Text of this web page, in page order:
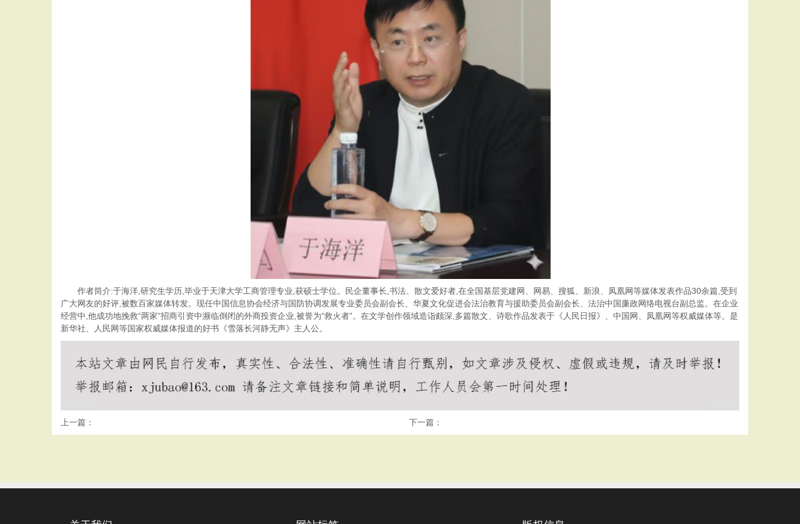
作者筒介:于海洋,研究生学历,毕业于天津大学工商管理专业,获硕士学位。民企董事长,书法、散文爱好者,在全国基层党建网、网易、搜狐、新浪、凤凰网等媒体发表作品30余篇,受到
广大网友的好评,被数百家媒体转发。现任中国信息协会经济与国防协调发展专业委员会副会长、华夏文化促进会法治教育与援助委员会副会长、法治中国廉政网络电视台副总监。在企业
经营中,他成功地挽救“两家”招商引资中濒临倒闭的外商投资企业,被誉为“救火者”。在文学创作领域造诣颇深,多篇散文、诗歌作品发表于《人民日报》、中国网、凤凰网等权威媒体等。是
新华社、人民网等国家权威媒体报道的好书《雪落长河静无声》主人公。
上一篇： 下一篇：